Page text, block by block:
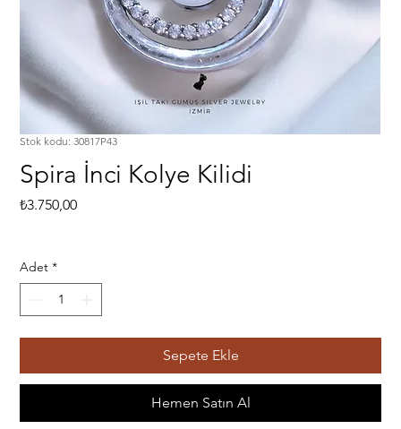
Stok kodu: 30817P43
Spira İnci Kolye Kilidi
₺3.750,00Fiyat
Adet *
Sepete Ekle
Hemen Satın Al